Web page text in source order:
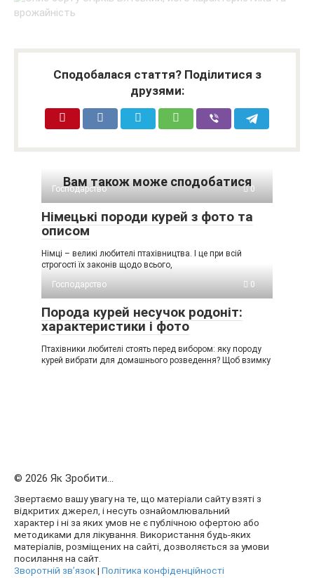
Сподобалася стаття? Поділитися з
друзями:
Вам також може сподобатися
Господарство 0
Німецькі породи курей з фото та
описом
Німці – великі любителі птахівництва. І це при всій
строгості їх законів щодо всього,
Господарство
0
Порода курей несучок родоніт:
характеристики і фото
Птахівники любителі стоять перед вибором: яку породу
курей вибрати для домашнього розведення? Щоб взимку
© 2026 Як Зробити...
Звертаємо вашу увагу на те, що матеріали сайту взяті з
відкритих джерел, і несуть ознайомлювальний
характер і ні за яких умов не є публічною офертою або
методиками для лікування. Використання будь-яких
матеріалів, розміщених на сайті, дозволяється за умови
посилання на сайт.
Зворотній зв’язок| Політика конфіденційності